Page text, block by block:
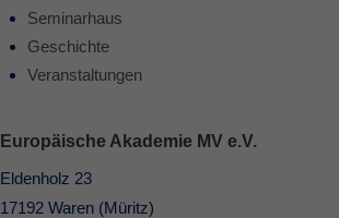
Seminarhaus
Geschichte
Veranstaltungen
Europäische Akademie MV e.V.
Eldenholz 23
17192 Waren (Müritz)